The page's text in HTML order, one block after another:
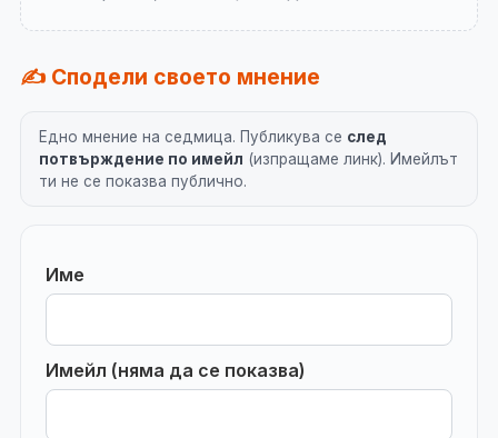
✍️ Сподели своето мнение
Едно мнение на седмица. Публикува се след
потвърждение по имейл (изпращаме линк). Имейлът
ти не се показва публично.
Име
Имейл (няма да се показва)